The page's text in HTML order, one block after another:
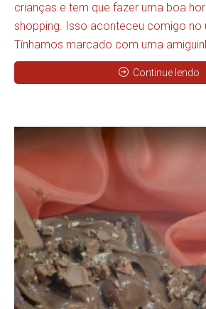
crianças e tem que fazer uma boa
shopping. Isso aconteceu comigo no
Tínhamos marcado com uma
Continue lendo